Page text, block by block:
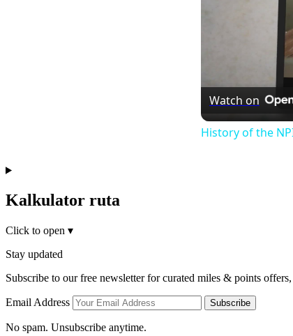
Watch on
History of the
Kalkulator ruta
Click to open ▾
Stay updated
Subscribe to our free newsletter for curated miles & points
Email Address Subscribe
No spam. Unsubscribe anytime.